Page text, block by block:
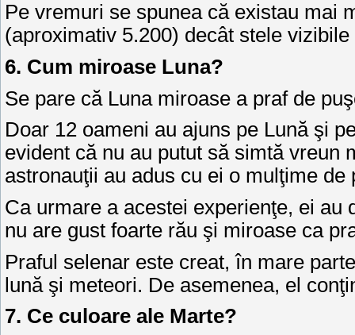
Pe vremuri se spunea că existau mai
(aproximativ 5.200) decât stele
6. Cum miroase Luna?
Se pare că Luna miroase a praf de
Doar 12 oameni au ajuns pe Lună şi
evident că nu au putut să simtă vreun
astronauţii au adus cu ei o mulţime
Ca urmare a acestei experienţe, ei au
nu are gust foarte rău şi miroase ca
Praful selenar este creat, în mare
lună şi meteori. De asemenea, el
7. Ce culoare ale Marte?